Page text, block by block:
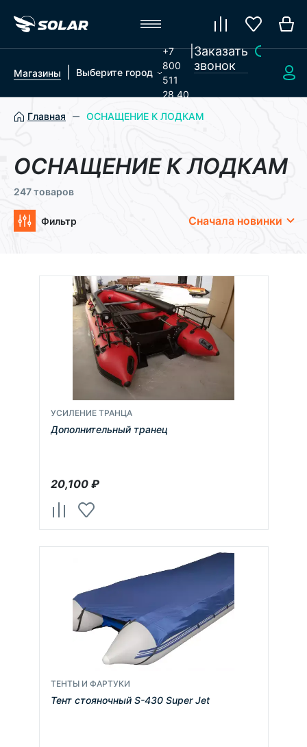
Магазины Выберите город
+7
800
511
28 40
|Заказать
звонок
Главная ОСНАЩЕНИЕ К ЛОДКАМ
ОСНАЩЕНИЕ К ЛОДКАМ
247 товаров
Фильтр Сначала новинки
УСИЛЕНИЕ ТРАНЦА
Дополнительный транец
20,100₽
ТЕНТЫ И ФАРТУКИ
Тент стояночный S-430 Super Jet